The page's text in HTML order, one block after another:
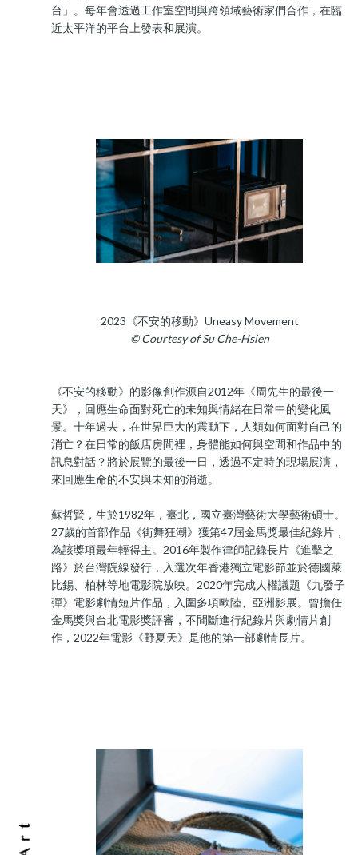
台」。每年會透過工作室空間與跨領域藝術家們合作，在臨
近太平洋的平台上發表和展演。
2023《不安的移動》Uneasy Movement
© Courtesy of Su Che-Hsien
《不安的移動》的影像創作源自2012年《周先生的最後一
天》，回應生命面對死亡的未知與情緒在日常中的變化風
景。十年過去，在世界巨大的震動下，人類如何面對自己的
消亡？在日常的飯店房間裡，身體能如何與空間和作品中的
訊息對話？將於展覽的最後一日，透過不定時的現場展演，
來回應生命的不安與未知的消逝。
蘇哲賢，生於1982年，臺北，國立臺灣藝術大學藝術碩士。
27歲的首部作品《街舞狂潮》獲第47屆金馬獎最佳紀錄片，
為該獎項最年輕得主。2016年製作律師記錄長片《進擊之
路》於台灣院線發行，入選次年香港獨立電影節並於德國萊
比錫、柏林等地電影院放映。2020年完成人權議題《九發子
彈》電影劇情短片作品，入圍多項歐陸、亞洲影展。曾擔任
金馬獎與台北電影獎評審，不間斷進行紀錄片與劇情片創
作，2022年電影《野夏天》是他的第一部劇情長片。